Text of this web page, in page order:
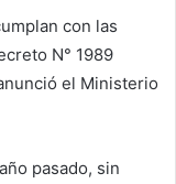
con las
N° 1989
el Ministerio
pasado, sin